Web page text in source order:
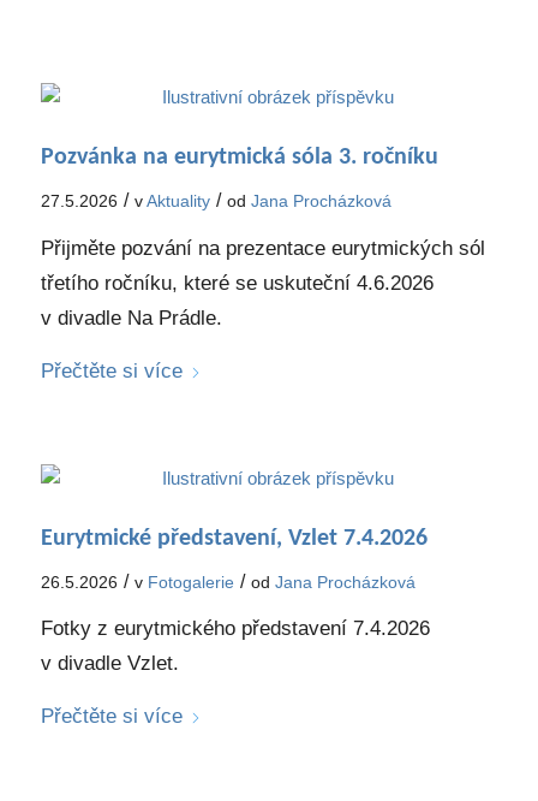
Pozvánka na eurytmická sóla 3. ročníku
27.5.2026 / vAktuality / od Jana Procházková
Přijměte pozvání na prezentace eurytmických sól
třetího ročníku, které se uskuteční 4.6.2026
v divadle Na Prádle.
Přečtěte si více
Eurytmické představení, Vzlet 7.4.2026
26.5.2026 / v Fotogalerie / od Jana Procházková
Fotky z eurytmického představení 7.4.2026
v divadle Vzlet.
Přečtěte si více